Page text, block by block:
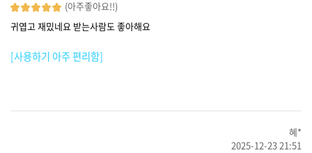
(아주좋아요!!)
귀엽고 재밌네요 받는사람도 좋아해요
[사용하기 아주 편리함]
혜*
2025-12-23 21:51